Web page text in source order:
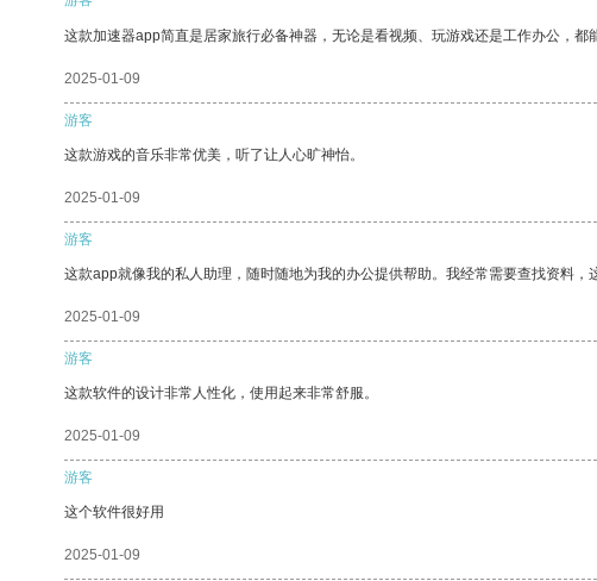
这款加速器app简直是居家旅行必备神器，无论是看视频、玩游戏还是工作办公，
2025-01-09
游客
这款游戏的音乐非常优美，听了让人心旷神怡。
2025-01-09
游客
这款app就像我的私人助理，随时随地为我的办公提供帮助。我经常需要查找资料，
2025-01-09
游客
这款软件的设计非常人性化，使用起来非常舒服。
2025-01-09
游客
这个软件很好用
2025-01-09